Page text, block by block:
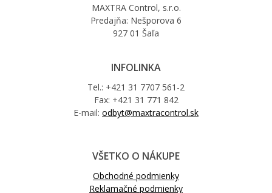
MAXTRA Control, s.r.o.
Predajňa: Nešporova 6
927 01 Šaľa
INFOLINKA
Tel.: +421 31 7707 561-2
Fax: +421 31 771 842
E-mail: odbyt@maxtracontrol.sk
VŠETKO O NÁKUPE
Obchodné podmienky
Reklamačné podmienky